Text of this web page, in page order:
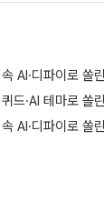
AI·디파이로 쏠
드·AI 테마로 쏠
AI·디파이로 쏠